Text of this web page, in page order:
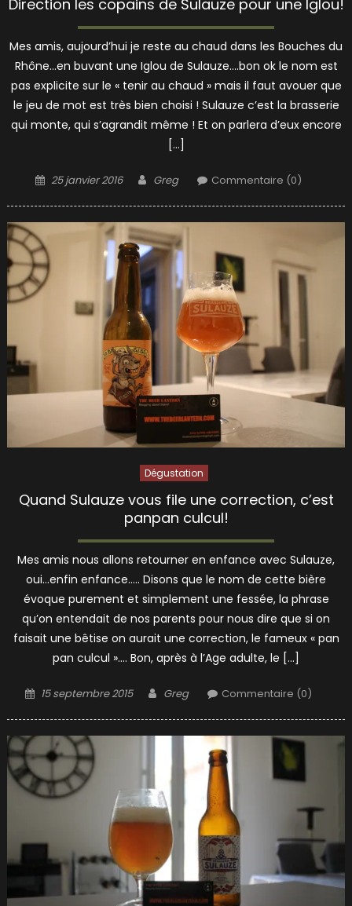
Direction les copains de Sulauze pour une Iglou!
Mes amis, aujourd’hui je reste au chaud dans les Bouches du
Rhône…en buvant une Iglou de Sulauze….bon ok le nom est
pas explicite sur le « tenir au chaud » mais il faut avouer que
le jeu de mot est très bien choisi ! Sulauze c’est la brasserie
qui monte, qui s’agrandit même ! Et on parlera d’eux encore
[…]
Posted
25 janvier 2016 Author
Greg Commentaire (0)
Dégustation
Quand Sulauze vous file une correction, c’est
panpan culcul!
Mes amis nous allons retourner en enfance avec Sulauze,
oui…enfin enfance….. Disons que le nom de cette bière
évoque purement et simplement une fessée, la phrase
qu’on entendait de nos parents pour nous dire que si on
faisait une bêtise on aurait une correction, le fameux « pan
pan culcul »…. Bon, après à l’Age adulte, le […]
Posted
15 septembre 2015 Author
Greg Commentaire (0)